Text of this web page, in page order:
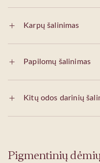
Karpų šalinimas
Papilomų šalinimas
Kitų odos darinių
Pigmentinių